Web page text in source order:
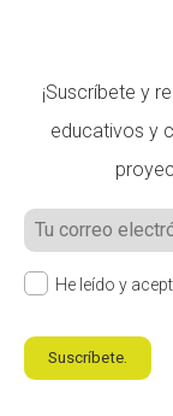
¡Suscríbete y
educativos y
He leído y
Suscríbete.